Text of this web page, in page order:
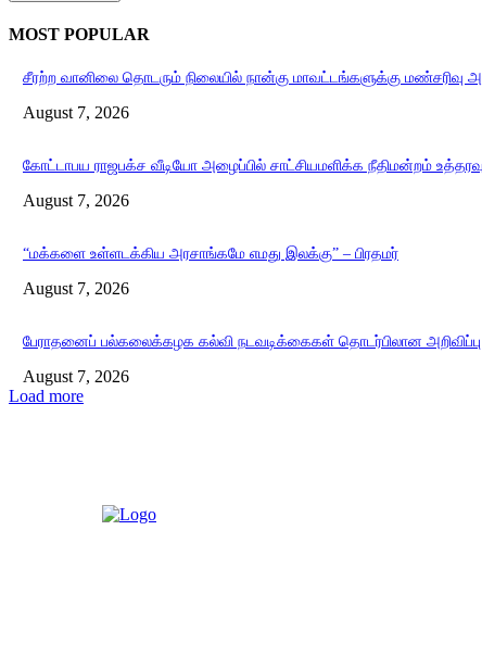
MOST POPULAR
சீரற்ற வானிலை தொடரும் நிலையில் நான்கு மாவட்டங்களுக்கு மண்சரிவு
August 7, 2026
கோட்டாபய ராஜபக்ச வீடியோ அழைப்பில் சாட்சியமளிக்க நீதிமன்றம் உத்தரவு
August 7, 2026
“மக்களை உள்ளடக்கிய அரசாங்கமே எமது இலக்கு” – பிரதமர்
August 7, 2026
பேராதனைப் பல்கலைக்கழக கல்வி நடவடிக்கைகள் தொடர்பிலான அறிவிப்பு
August 7, 2026
Load more